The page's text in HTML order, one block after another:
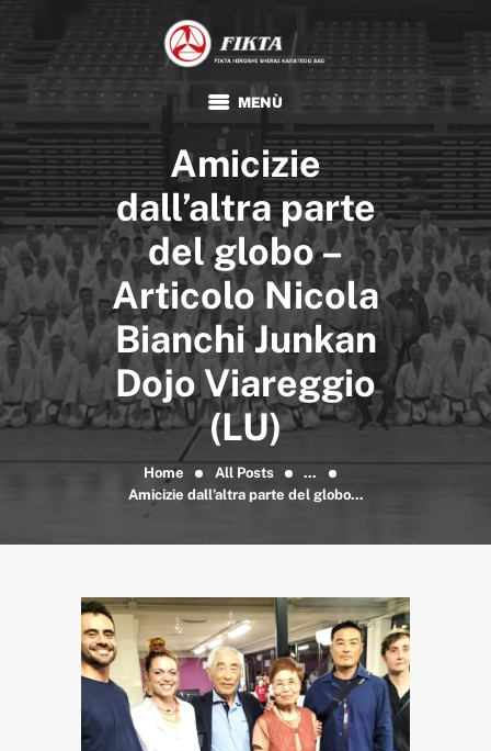
Amicizie
dall’altra parte
del globo –
Articolo Nicola
Bianchi Junkan
Dojo Viareggio
(LU)
Home All Posts
...
Amicizie dall’altra parte del globo...
FIKTA
Associazione Sportiva Dilettantistica
KARATE
TRADIZIONALE
FIKTA
EVENTI E NEWS
FORMAZIONE
DOCUMENTI